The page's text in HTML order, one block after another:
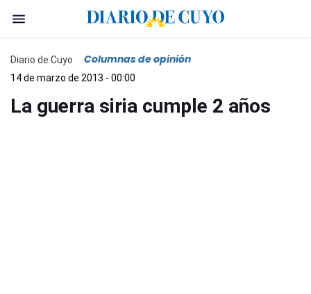
Diario de Cuyo Columnas de opinión
14 de marzo de 2013 - 00:00
La guerra siria cumple 2 años